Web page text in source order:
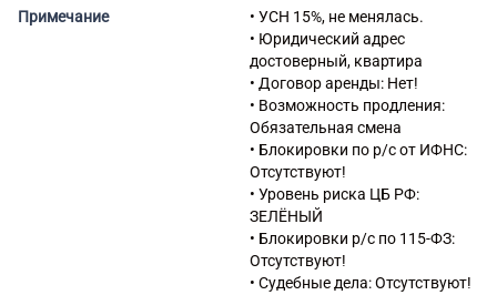
приготовлению и/или
продаже пищи, готовой к
непосредственному
употреблению на месте, с
транспортных средств или
передвижных лавок
56.10.21 Деятельность
предприятий общественного
питания с обслуживанием на
вынос
56.10.22 Деятельность
передвижных
продовольственных лавок по
Примечание
• УСН 15%, не менялась.
• Юридический адрес
достоверный, квартира
• Договор аренды: Нет!
• Возможность продления:
Обязательная смена
• Блокировки по р/с от ИФНС:
Отсутствуют!
• Уровень риска ЦБ РФ:
ЗЕЛЁНЫЙ
• Блокировки р/с по 115-ФЗ:
Отсутствуют!
• Судебные дела: Отсутствуют!